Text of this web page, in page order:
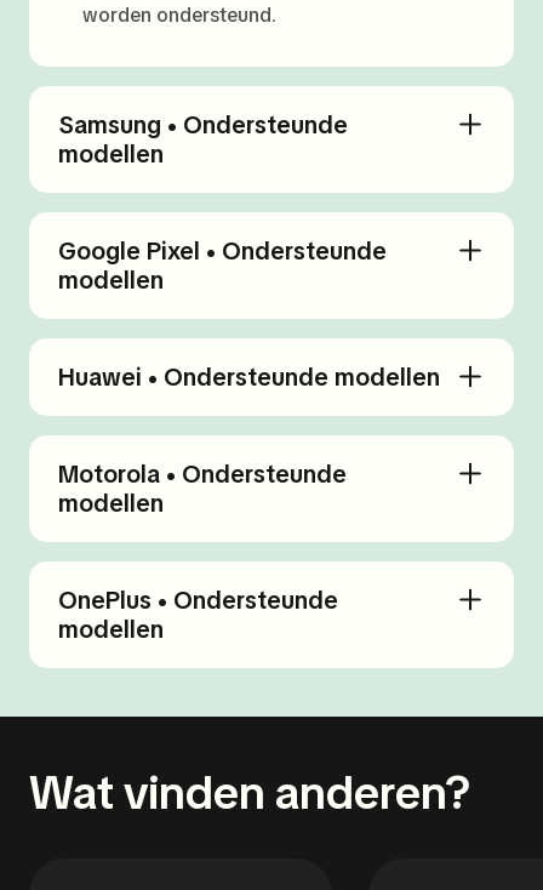
worden ondersteund.
Samsung • Ondersteunde
modellen
Google Pixel • Ondersteunde
modellen
Huawei • Ondersteunde modellen
Motorola • Ondersteunde
modellen
OnePlus • Ondersteunde
modellen
Wat vinden anderen?